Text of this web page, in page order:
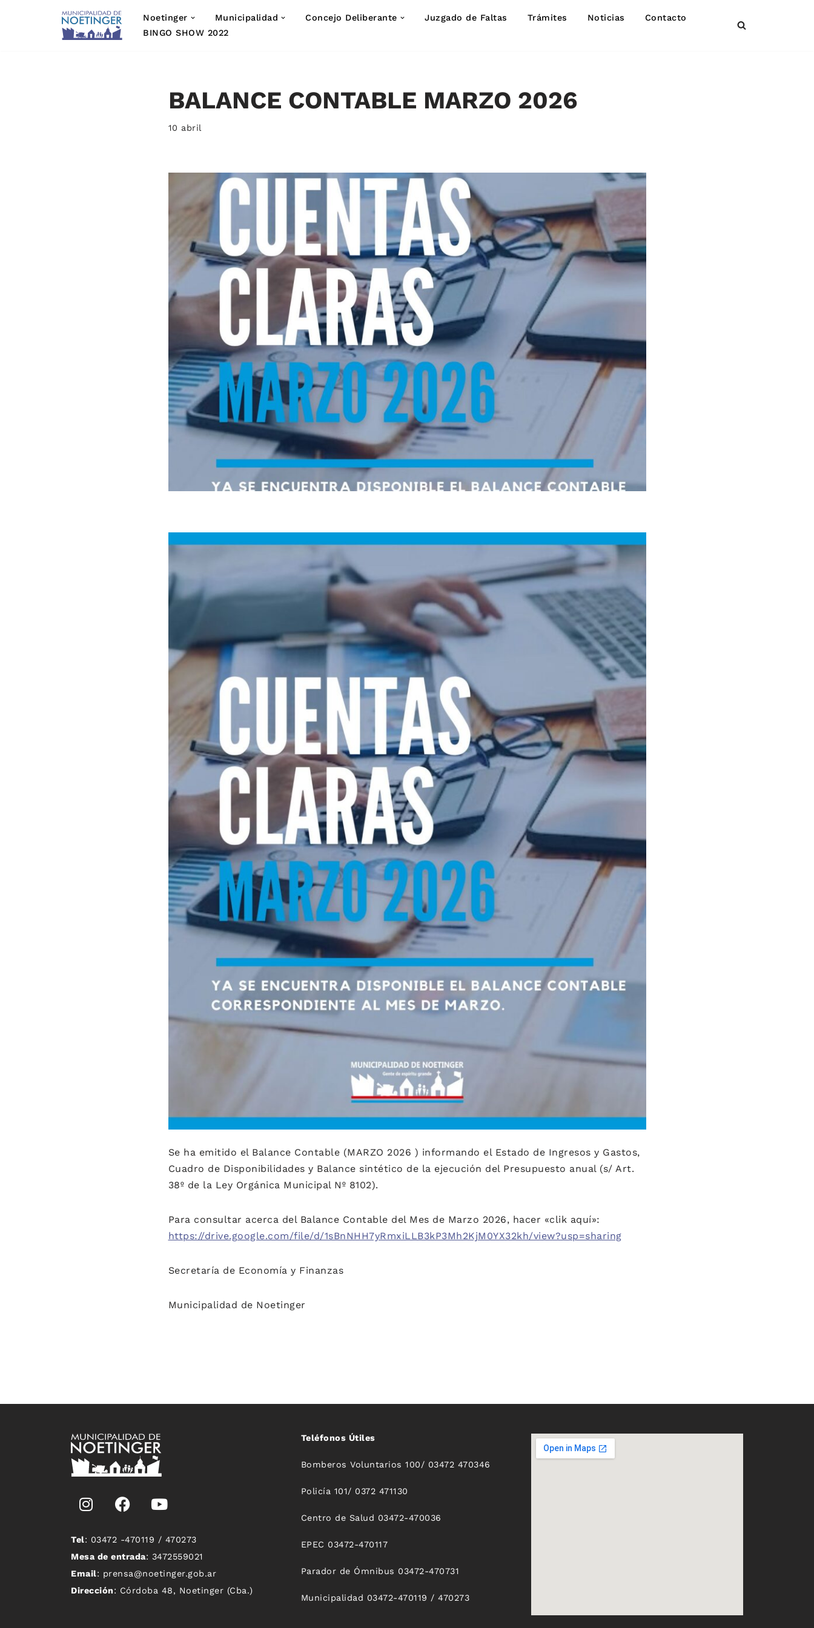
Noetinger Municipalidad Concejo Deliberante Juzgado de Faltas Trámites Noticias
Contacto
BINGO SHOW 2022
BALANCE CONTABLE MARZO 2026
10 abril
Se ha emitido el Balance Contable (MARZO 2026 ) informando el Estado de Ingresos y Gastos,
Cuadro de Disponibilidades y Balance sintético de la ejecución del Presupuesto anual (s/ Art.
38º de la Ley Orgánica Municipal Nº 8102).
Para consultar acerca del Balance Contable del Mes de Marzo 2026, hacer «clik aquí»:
https://drive.google.com/file/d/1sBnNHH7yRmxiLLB3kP3Mh2KjM0YX32kh/view?usp=sharing
Secretaría de Economía y Finanzas
Municipalidad de Noetinger
Tel: 03472 -470119 / 470273
Mesa de entrada: 3472559021
Email: prensa@noetinger.gob.ar
Dirección: Córdoba 48, Noetinger (Cba.)
Teléfonos Útiles
Bomberos Voluntarios 100/ 03472 470346
Policía 101/ 0372 471130
Centro de Salud 03472-470036
EPEC 03472-470117
Parador de Ómnibus 03472-470731
Municipalidad 03472-470119 / 470273